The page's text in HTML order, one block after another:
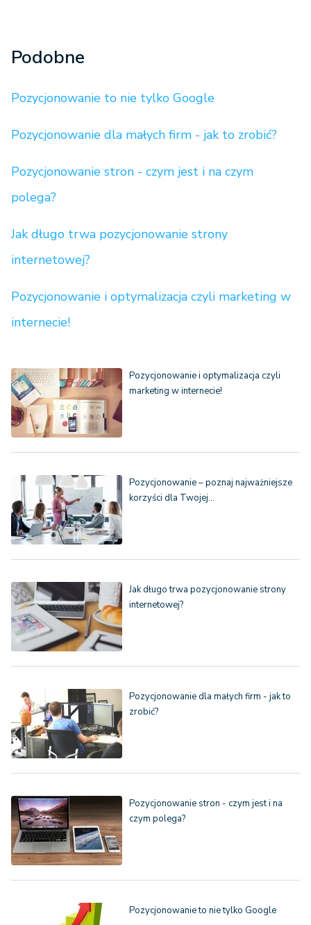
Podobne
Pozycjonowanie to nie tylko Google
Pozycjonowanie dla małych firm - jak to zrobić?
Pozycjonowanie stron - czym jest i na czym
polega?
Jak długo trwa pozycjonowanie strony
internetowej?
Pozycjonowanie i optymalizacja czyli marketing w
internecie!
Pozycjonowanie i optymalizacja czyli
marketing w internecie!
Pozycjonowanie – poznaj najważniejsze
korzyści dla Twojej…
Jak długo trwa pozycjonowanie strony
internetowej?
Pozycjonowanie dla małych firm - jak to
zrobić?
Pozycjonowanie stron - czym jest i na
czym polega?
Pozycjonowanie to nie tylko Google